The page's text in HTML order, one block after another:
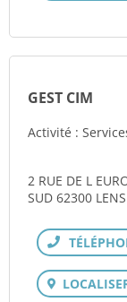
GEST CIM
Activité :
2 RUE DE L
SUD 62300 LENS
Téléphone